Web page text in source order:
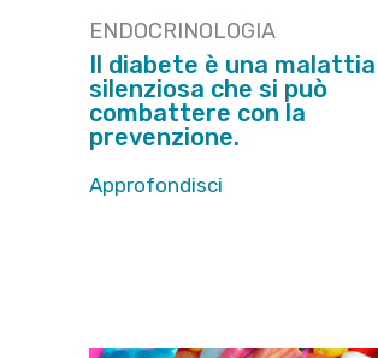
ENDOCRINOLOGIA
Il diabete è una malattia
silenziosa che si può
combattere con la
prevenzione.
Approfondisci